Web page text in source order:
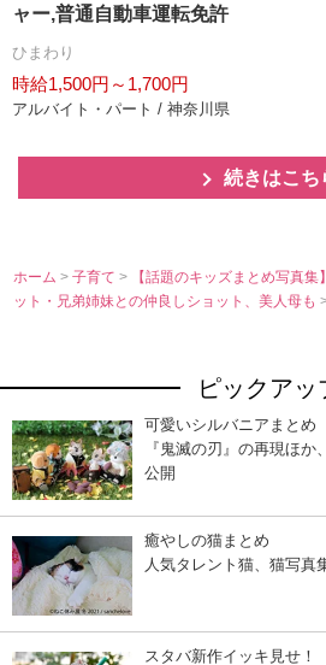
ャー,普通自動車運転免許
ひまわり
時給1,500円～1,700円
アルバイト・パート / 神奈川県
続きはこち
ホーム >子育て>
【話題のキッズまとめ写真
ット・兄弟姉妹との仲良しショット、美人母も
ピックアッ
可愛いシルバニアまとめ
『鬼滅の刃』の再現ほ
公開
癒やしの猫まとめ
人気タレント猫、猫写真
スタバ新作イッキ見せ！